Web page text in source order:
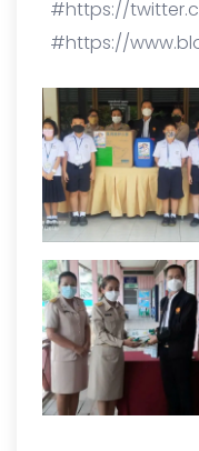
#https://
#https://